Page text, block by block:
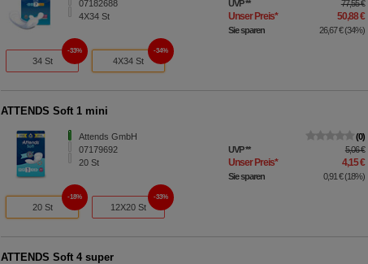
07182688
4X34St
UVP** 77,55 €
Unser Preis* 50,88 €
Sie sparen 26,67 €(34%)
34 St
33%
4X34 St
34%
ATTENDS Soft 1 mini
Attends GmbH
07179692
20St
0
UVP** 5,06 €
Unser Preis* 4,15 €
Sie sparen 0,91 €(18%)
20 St
18%
12X20 St
33%
ATTENDS Soft 4 super